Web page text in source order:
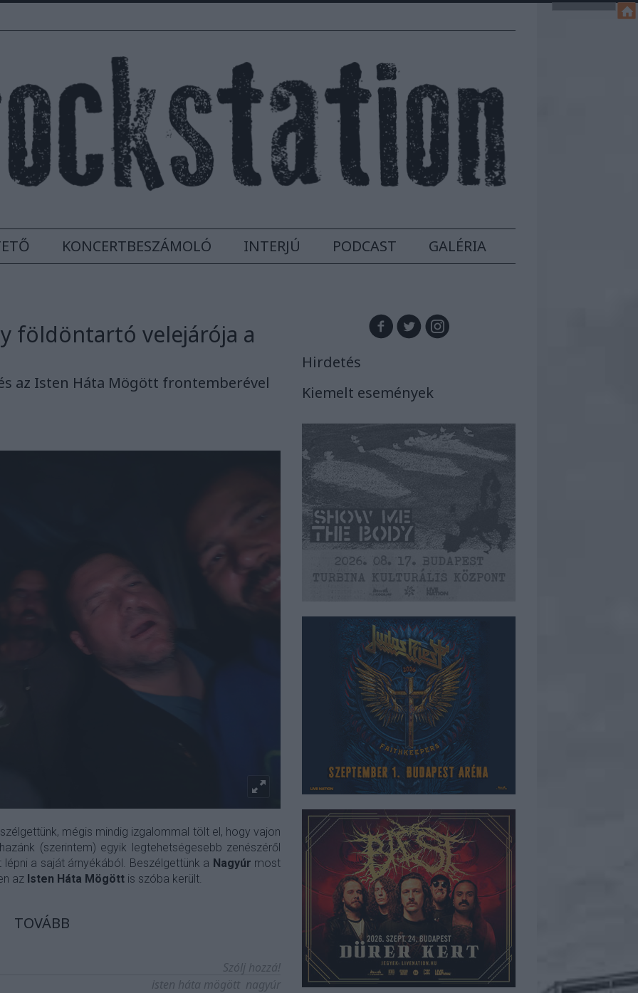
KONCERTBESZÁMOLÓ INTERJÚ PODCAST GALÉRIA
földöntartó velejárója a
az Isten Háta Mögött frontemberével
mégis mindig izgalommal tölt el, hogy vajon
(szerintem) egyik legtehetségesebb zenészéről
a saját árnyékából. Beszélgettünk a Nagyúr most
az Isten Háta Mögött is szóba került.
TOVÁBB
Szólj hozzá!
isten háta mögött nagyúr
Hirdetés
Kiemelt események